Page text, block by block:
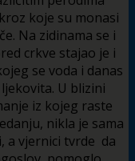
koje su monasi
Na zidinama se i
crkve stajao je i
se voda i danas
U blizini
iz kojeg raste
nikla je sama
a vjernici tvrde da